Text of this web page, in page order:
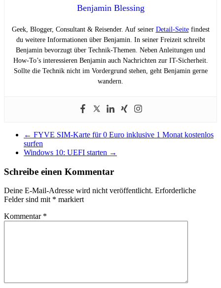
Benjamin Blessing
Geek, Blogger, Consultant & Reisender. Auf seiner Detail-Seitefindest
du weitere Informationen über Benjamin. In seiner Freizeit schreibt
Benjamin bevorzugt über Technik-Themen. Neben Anleitungen und
How-To’s interessieren Benjamin auch Nachrichten zur IT-Sicherheit.
Sollte die Technik nicht im Vordergrund stehen, geht Benjamin gerne
wandern.
← FYVE SIM-Karte für 0 Euro inklusive 1 Monat kostenlos
surfen
Windows 10: UEFI starten →
Schreibe einen Kommentar
Deine E-Mail-Adresse wird nicht veröffentlicht. Erforderliche
Felder sind mit * markiert
Kommentar *